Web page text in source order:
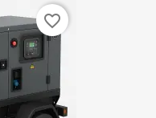
favorite_border